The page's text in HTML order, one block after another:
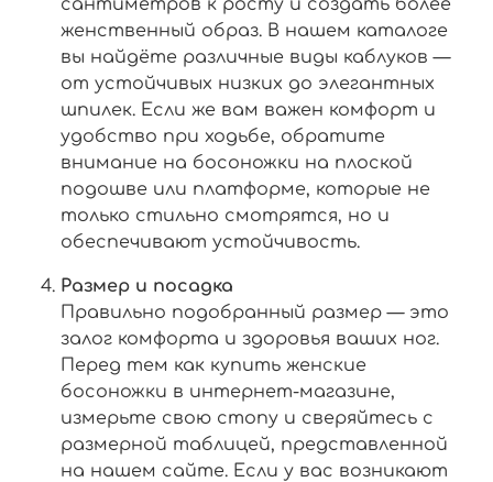
сантиметров к росту и создать более
женственный образ. В нашем каталоге
вы найдёте различные виды каблуков —
от устойчивых низких до элегантных
шпилек. Если же вам важен комфорт и
удобство при ходьбе, обратите
внимание на босоножки на плоской
подошве или платформе, которые не
только стильно смотрятся, но и
обеспечивают устойчивость.
Размер и посадка
Правильно подобранный размер — это
залог комфорта и здоровья ваших ног.
Перед тем как купить женские
босоножки в интернет-магазине,
измерьте свою стопу и сверяйтесь с
размерной таблицей, представленной
на нашем сайте. Если у вас возникают